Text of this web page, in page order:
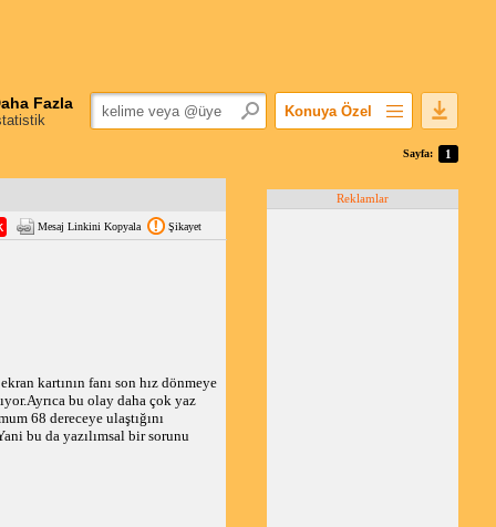
Fazla Konuya Özel
Popüler Mesajlar
Sayfa: 1
Mesaj Linkini Kopyala Şikayet
kartının fanı son hız dönmeye
bu olay daha çok yaz
68 dereceye ulaştığını
bu da yazılımsal bir sorunu
Reklamlar